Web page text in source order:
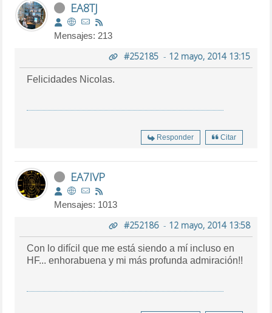
EA8TJ
Mensajes: 213
#252185- 12 mayo, 2014 13:15
Felicidades Nicolas.
Responder Citar
EA7IVP
Mensajes: 1013
#252186- 12 mayo, 2014 13:58
Con lo difícil que me está siendo a mí incluso en
HF... enhorabuena y mi más profunda admiración!!